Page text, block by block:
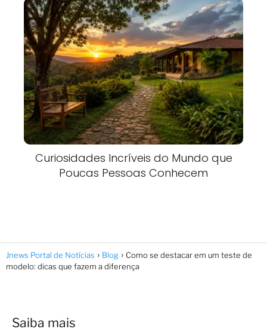
Curiosidades Incríveis do Mundo que
Poucas Pessoas Conhecem
Jnews Portal de Notícias Blog
Como se destacar em um teste de
modelo: dicas que fazem a diferença
Saiba mais